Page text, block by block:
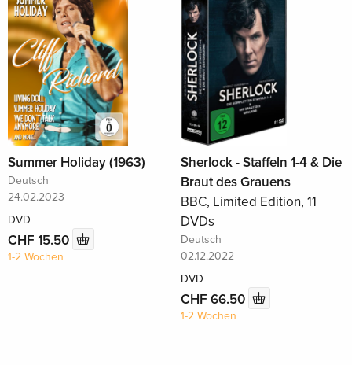
Summer Holiday (1963)
Deutsch
24.02.2023
DVD
CHF 15.50
1-2 Wochen
Sherlock - Staffeln 1-4 & Die
Braut des Grauens
BBC, Limited Edition, 11
DVDs
Deutsch
02.12.2022
DVD
CHF 66.50
1-2 Wochen